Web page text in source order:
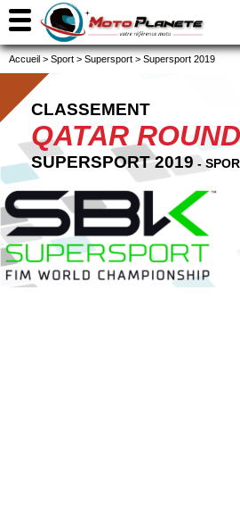
Accueil > Sport > Supersport > Supersport 2019
CLASSEMENT
QATAR ROUND
SUPERSPORT 2019 -